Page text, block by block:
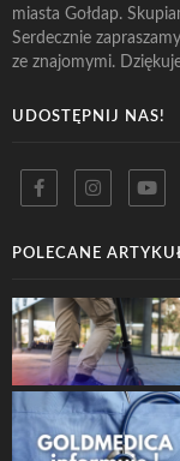
miasta Gołdap.
Serdecznie
ze znajomymi.
UDOSTĘPNIJ NAS!
POLECANE